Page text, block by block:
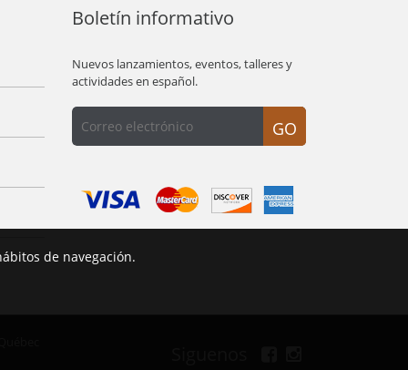
Boletín informativo
Nuevos lanzamientos, eventos, talleres y
actividades en español.
GO
de navegación.